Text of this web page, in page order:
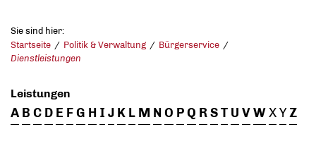
Sie sind hier:
Startseite
Politik & Verwaltung
Bürgerservice
Dienstleistungen
Leistungen
A B C D E FG H I J K L M NO PQ RST U VWXYZ